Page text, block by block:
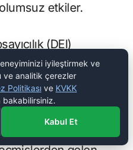
etkiler.
(DEI)
yedirilmesi de
Bilinçli önyargı
liderlik ve
verilen
çalışma ortamı
iyileştirmek ve
ve analitik çerezler
Politikası ve KVKK
bakabilirsiniz.
Kabul Et